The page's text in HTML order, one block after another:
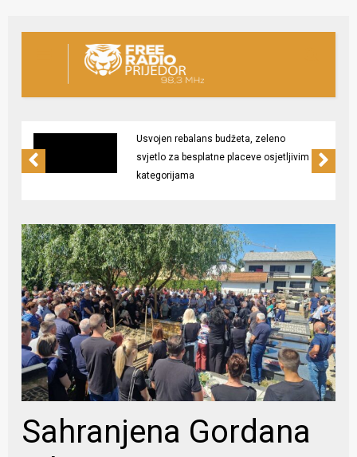
Usvojen rebalans budžeta, zeleno
svjetlo za besplatne placeve osjetljivim
kategorijama
Sahranjena Gordana